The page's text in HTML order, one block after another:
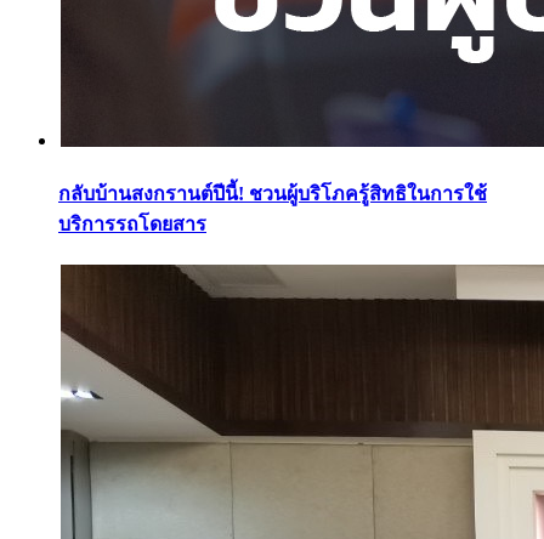
กลับบ้านสงกรานต์ปีนี้! ชวนผู้บริโภครู้สิทธิในการใช้
บริการรถโดยสาร